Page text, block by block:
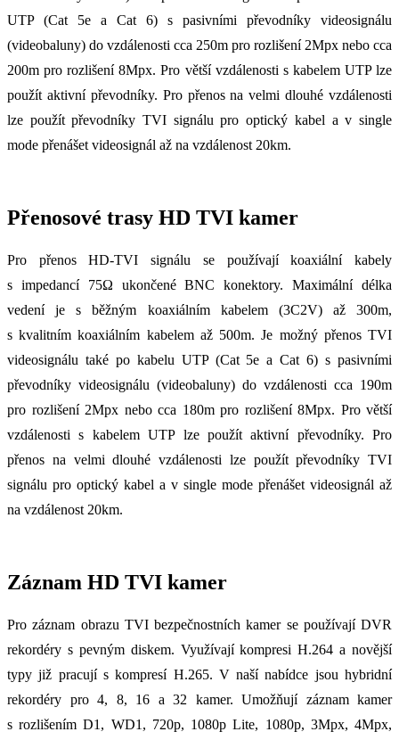
UTP (Cat 5e a Cat 6) s pasivními převodníky videosignálu
(videobaluny) do vzdálenosti cca 250m pro rozlišení 2Mpx nebo cca
200m pro rozlišení 8Mpx. Pro větší vzdálenosti s kabelem UTP lze
použít aktivní převodníky. Pro přenos na velmi dlouhé vzdálenosti
lze použít převodníky TVI signálu pro optický kabel a v single
mode přenášet videosignál až na vzdálenost 20km.
Přenosové trasy HD TVI kamer
Pro přenos HD-TVI signálu se používají koaxiální kabely
s impedancí 75Ω ukončené BNC konektory. Maximální délka
vedení je s běžným koaxiálním kabelem (3C2V) až 300m,
s kvalitním koaxiálním kabelem až 500m. Je možný přenos TVI
videosignálu také po kabelu UTP (Cat 5e a Cat 6) s pasivními
převodníky videosignálu (videobaluny) do vzdálenosti cca 190m
pro rozlišení 2Mpx nebo cca 180m pro rozlišení 8Mpx. Pro větší
vzdálenosti s kabelem UTP lze použít aktivní převodníky. Pro
přenos na velmi dlouhé vzdálenosti lze použít převodníky TVI
signálu pro optický kabel a v single mode přenášet videosignál až
na vzdálenost 20km.
Záznam HD TVI kamer
Pro záznam obrazu TVI bezpečnostních kamer se používají DVR
rekordéry s pevným diskem. Využívají kompresi H.264 a novější
typy již pracují s kompresí H.265. V naší nabídce jsou hybridní
rekordéry pro 4, 8, 16 a 32 kamer. Umožňují záznam kamer
s rozlišením D1, WD1, 720p, 1080p Lite, 1080p, 3Mpx, 4Mpx,